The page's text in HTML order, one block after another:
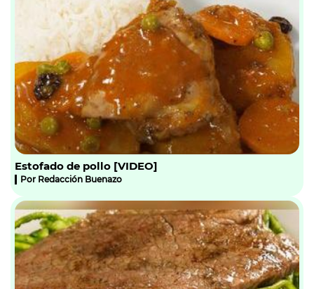
Estofado de pollo [VIDEO]
Por Redacción Buenazo